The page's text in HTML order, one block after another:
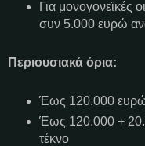
Για μονογονεϊκές
συν 5.000 ευρώ
Περιουσιακά όρια:
Έως 120.000 ευρώ
Έως 120.000 +
τέκνο